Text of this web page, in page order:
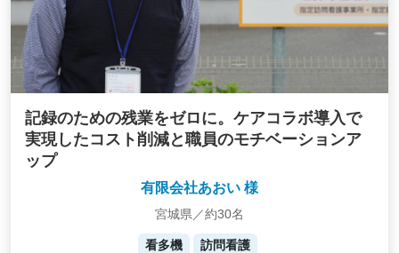
記録のための残業をゼロに。ケアコラボ導入で
実現したコスト削減と職員のモチベーションア
ップ
有限会社あおい 様
宮城県／約30名
看多機 訪問看護